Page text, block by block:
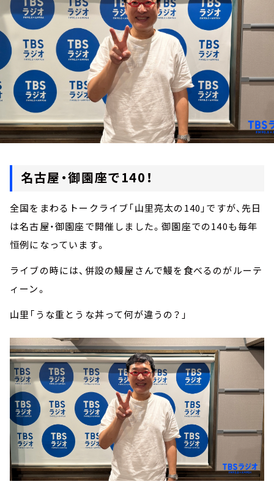
会社情報
名古屋・御園座で140！
全国をまわるトークライブ「山里亮太の140」ですが、先日
は名古屋・御園座で開催しました。御園座での140も毎年
恒例になっています。
ライブの時には、併設の鰻屋さんで鰻を食べるのがルーテ
ィーン。
山里「うな重とうな丼って何が違うの？」